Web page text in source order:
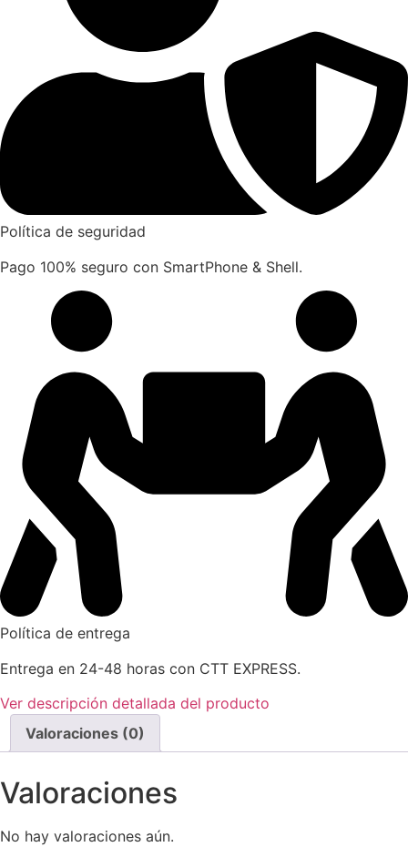
Política de seguridad
Pago 100% seguro con SmartPhone & Shell.
Política de entrega
Entrega en 24-48 horas con CTT EXPRESS.
Ver descripción detallada del producto
Valoraciones (0)
Valoraciones
No hay valoraciones aún.